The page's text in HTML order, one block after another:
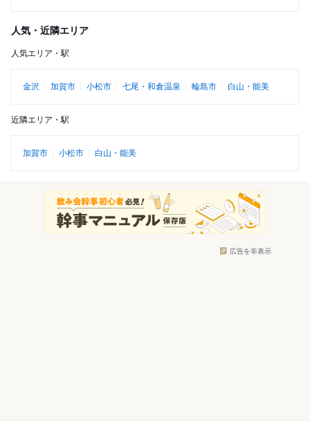
人気・近隣エリア
人気エリア・駅
金沢 加賀市 小松市 七尾・和倉温泉 輪島市 白山・能美
近隣エリア・駅
加賀市 小松市 白山・能美
広告を非表示